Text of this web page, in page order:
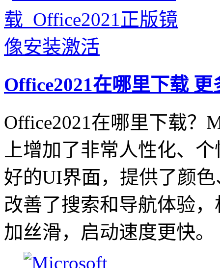
Office2021在哪里下载 更
Office2021在哪里下载？
上增加了非常人性化、
好的UI界面，提供了颜
改善了搜索和导航体验
加丝滑，启动速度更快。